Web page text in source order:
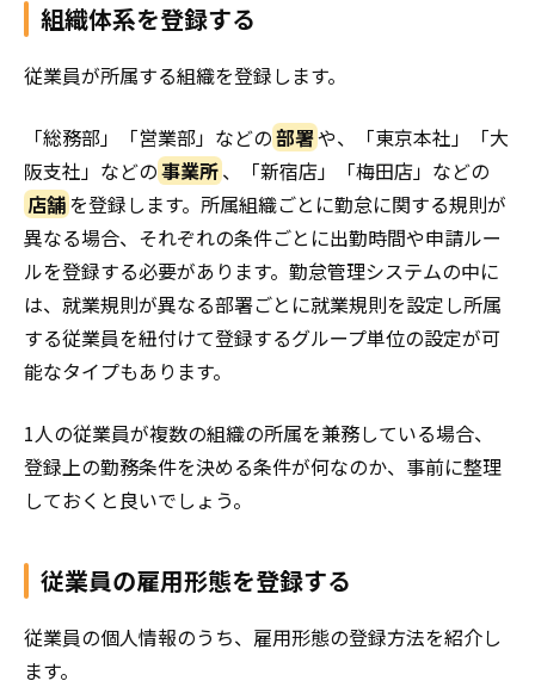
組織体系を登録する
従業員が所属する組織を登録します。
「総務部」「営業部」などの部署や、「東京本社」「大
阪支社」などの事業所、「新宿店」「梅田店」などの
店舗を登録します。所属組織ごとに勤怠に関する規則が
異なる場合、それぞれの条件ごとに出勤時間や申請ルー
ルを登録する必要があります。勤怠管理システムの中に
は、就業規則が異なる部署ごとに就業規則を設定し所属
する従業員を紐付けて登録するグループ単位の設定が可
能なタイプもあります。
1人の従業員が複数の組織の所属を兼務している場合、
登録上の勤務条件を決める条件が何なのか、事前に整理
しておくと良いでしょう。
従業員の雇用形態を登録する
従業員の個人情報のうち、雇用形態の登録方法を紹介し
ます。